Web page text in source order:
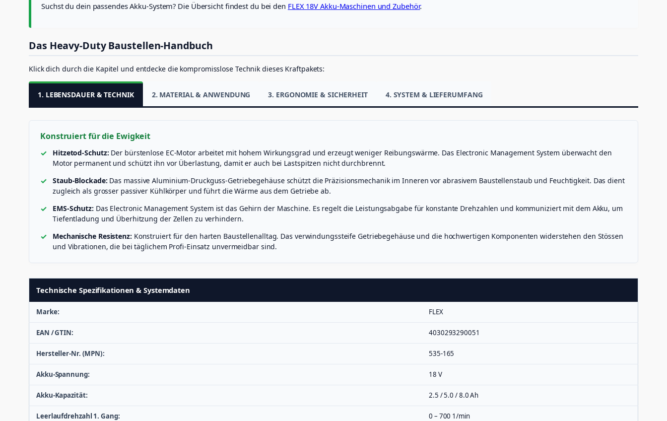
E
S
o
e
Suchst du dein passendes Akku-System? Die Übersicht findest du bei den FLEX 18V Akku-Maschinen und Zubehör.
Das Heavy-Duty Baustellen-Handbuch
Klick dich durch die Kapitel und entdecke die kompromisslose Technik dieses Kraftpakets:
1. LEBENSDAUER & TECHNIK 2. MATERIAL & ANWENDUNG 3. ERGONOMIE & SICHERHEIT 4. SYSTEM & LIEFERUMFANG
Konstruiert für die Ewigkeit
Hitzetod-Schutz: Der bürstenlose EC-Motor arbeitet mit hohem Wirkungsgrad und erzeugt weniger Reibungswärme. Das Electronic Management System überwacht den
Motor permanent und schützt ihn vor Überlastung, damit er auch bei Lastspitzen nicht durchbrennt.
Staub-Blockade: Das massive Aluminium-Druckguss-Getriebegehäuse schützt die Präzisionsmechanik im Inneren vor abrasivem Baustellenstaub und Feuchtigkeit. Das dient
zugleich als grosser passiver Kühlkörper und führt die Wärme aus dem Getriebe ab.
EMS-Schutz: Das Electronic Management System ist das Gehirn der Maschine. Es regelt die Leistungsabgabe für konstante Drehzahlen und kommuniziert mit dem Akku, um
Tiefentladung und Überhitzung der Zellen zu verhindern.
Mechanische Resistenz: Konstruiert für den harten Baustellenalltag. Das verwindungssteife Getriebegehäuse und die hochwertigen Komponenten widerstehen den Stössen
und Vibrationen, die bei täglichem Profi-Einsatz unvermeidbar sind.
Technische Spezifikationen & Systemdaten
Marke: FLEX
EAN / GTIN: 4030293290051
Hersteller-Nr. (MPN): 535-165
Akku-Spannung: 18 V
Akku-Kapazität: 2.5 / 5.0 / 8.0 Ah
Leerlaufdrehzahl 1. Gang: 0 – 700 1/min